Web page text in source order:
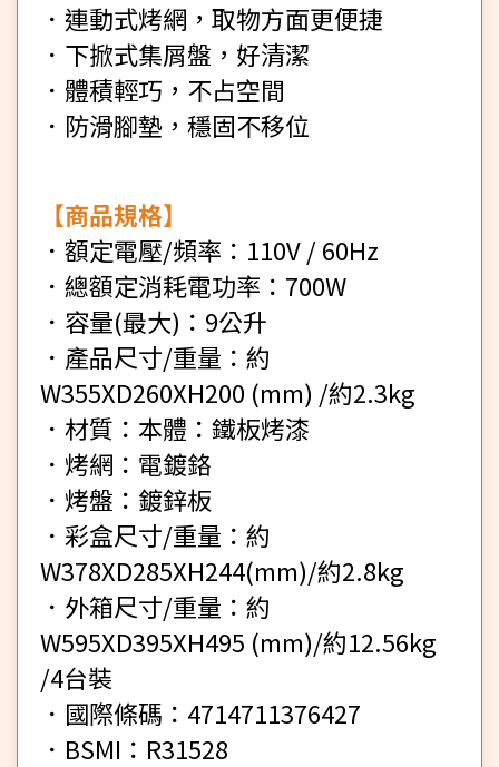
．連動式烤網，取物方面更便捷
．下掀式集屑盤，好清潔
．體積輕巧，不占空間
．防滑腳墊，穩固不移位
【商品規格】
．額定電壓/頻率：110V / 60Hz
．總額定消耗電功率：700W
．容量(最大)：9公升
．產品尺寸/重量：約
W355XD260XH200 (mm) /約2.3kg
．材質：本體：鐵板烤漆
．烤網：電鍍鉻
．烤盤：鍍鋅板
．彩盒尺寸/重量：約
W378XD285XH244(mm)/約2.8kg
．外箱尺寸/重量：約
W595XD395XH495 (mm)/約12.56kg
/4台裝
．國際條碼：4714711376427
．BSMI：R31528